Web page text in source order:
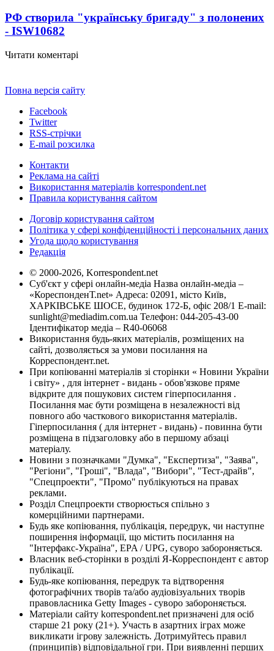
РФ створила "українську бригаду" з полонених
- ISW10682
Читати коментарі
Повна версія сайту
Facebook
Twitter
RSS-стрічки
E-mail розсилка
Контакти
Реклама на сайті
Використання матеріалів korrespondent.net
Правила користування сайтом
Договір користування сайтом
Політика у сфері конфіденційності і персональних даних
Угода щодо користування
Редакція
© 2000-2026, Korrespondent.net
Суб'єкт у сфері онлайн-медіа Назва онлайн-медіа –
«КореспонденТ.net» Адреса: 02091, місто Київ,
ХАРКІВСЬКЕ ШОСЕ, будинок 172-Б, офіс 208/1 E-mail:
sunlight@mediadim.com.ua Телефон: 044-205-43-00
Ідентифікатор медіа – R40-06068
Використання будь-яких матеріалів, розміщених на
сайті, дозволяється за умови посилання на
Корреспондент.net.
При копіюванні матеріалів зі сторінки « Новини України
і світу» , для інтернет - видань - обов'язкове пряме
відкрите для пошукових систем гіперпосилання .
Посилання має бути розміщена в незалежності від
повного або часткового використання матеріалів.
Гіперпосилання ( для інтернет - видань) - повинна бути
розміщена в підзаголовку або в першому абзаці
матеріалу.
Новини з позначками "Думка", "Експертиза", "Заява",
"Регіони", "Гроші", "Влада", "Вибори", "Тест-драйв",
"Спецпроекти", "Промо" публікуються на правах
реклами.
Розділ Спецпроекти створюється спільно з
комерційними партнерами.
Будь яке копіювання, публікація, передрук, чи наступне
поширення інформації, що містить посилання на
"Інтерфакс-Україна", EPA / UPG, суворо забороняється.
Власник веб-сторінки в розділі Я-Корреспондент є автор
публікації.
Будь-яке копіювання, передрук та відтворення
фотографічних творів та/або аудіовізуальних творів
правовласника Getty Images - суворо забороняється.
Матеріали сайту korrespondent.net призначені для осіб
старше 21 року (21+). Участь в азартних іграх може
викликати ігрову залежність. Дотримуйтесь правил
(принципів) відповідальної гри. При виявленні перших